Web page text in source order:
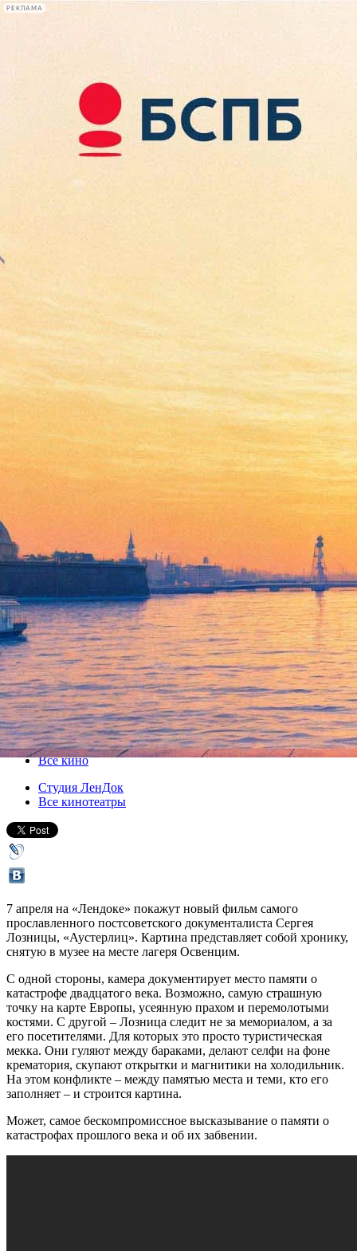
РЕКЛАМА
Сегодня:
2026.08.07
14:17
Афиша Plus
На “Лендоке” покажут новый
фильм Лозницы
07 апреля 2017, пятница,20.00
Версия для печати
Все кино
Студия ЛенДок
Все кинотеатры
7 апреля на «Лендоке» покажут новый фильм самого
прославленного постсоветского документалиста Сергея
Лозницы, «Аустерлиц». Картина представляет собой хронику,
снятую в музее на месте лагеря Освенцим.
С одной стороны, камера документирует место памяти о
катастрофе двадцатого века. Возможно, самую страшную
точку на карте Европы, усеянную прахом и перемолотыми
костями. С другой – Лозница следит не за мемориалом, а за
его посетителями. Для которых это просто туристическая
мекка. Они гуляют между бараками, делают селфи на фоне
крематория, скупают открытки и магнитики на холодильник.
На этом конфликте – между памятью места и теми, кто его
заполняет – и строится картина.
Может, самое бескомпромиссное высказывание о памяти о
катастрофах прошлого века и об их забвении.